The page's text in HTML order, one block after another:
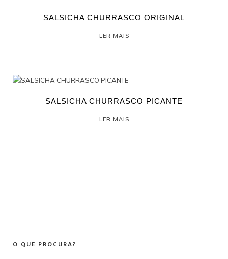
SALSICHA CHURRASCO ORIGINAL
LER MAIS
SALSICHA CHURRASCO PICANTE
LER MAIS
O QUE PROCURA?